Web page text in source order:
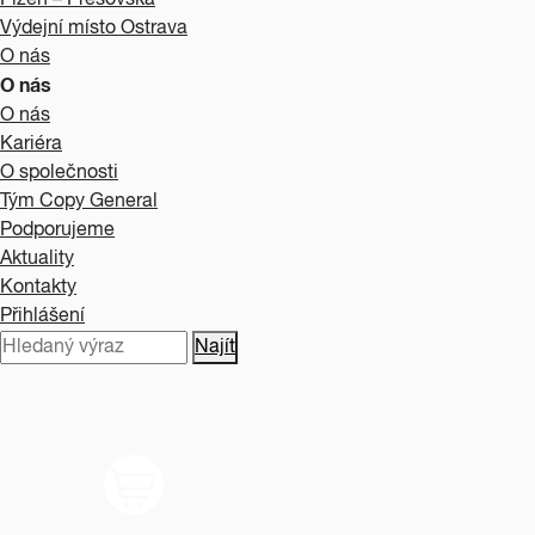
Výdejní místo Ostrava
O nás
O nás
O nás
Kariéra
O společnosti
Tým Copy General
Podporujeme
Aktuality
Kontakty
Přihlášení
Najít